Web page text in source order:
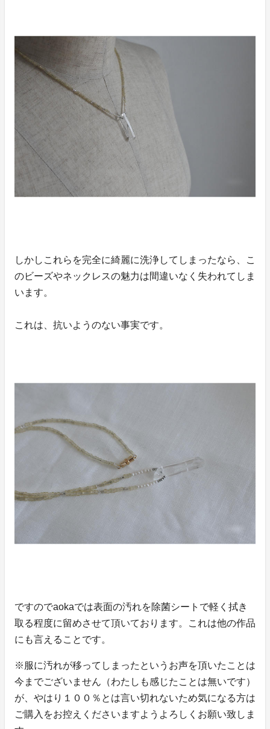
しかしこれらを完全に綺麗に洗浄してしまったなら、こ
のビーズやネックレスの魅力は間違いなく失われてしま
います。
これは、抗いようのない事実です。
ですのでaokaでは表面の汚れを除菌シートで軽く拭き
取る程度に留めさせて頂いております。これは他の作品
にも言えることです。
※服に汚れが移ってしまったというお声を頂いたことは
今までございません（わたしも感じたことは無いです）
が、やはり１００％とは言い切れないため気になる方は
ご購入をお控えくださいますようよろしくお願い致しま